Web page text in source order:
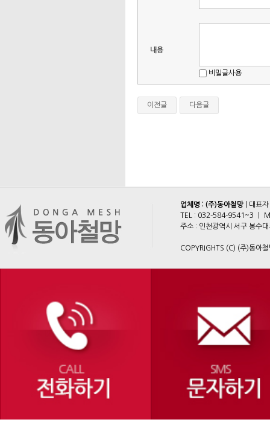
내용
비밀글사용
이전글 다음글
업체명 : (주)동아철망 | 대표
TEL : 032-584-9541~3 ㅣ
주소 : 인천광역시 서구 봉
COPYRIGHTS (C) (주)동아